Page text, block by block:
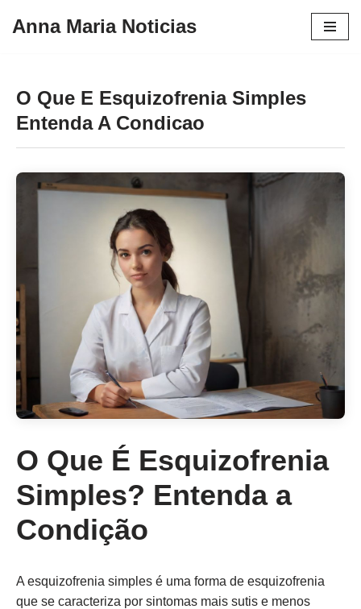
conteúdo
Anna Maria Noticias
O Que E Esquizofrenia Simples
Entenda A Condicao
O Que É Esquizofrenia
Simples? Entenda a
Condição
A esquizofrenia simples é uma forma de esquizofrenia
que se caracteriza por sintomas mais sutis e menos